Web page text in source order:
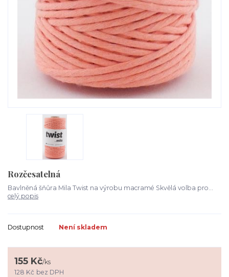
Rozčesatelná
Bavlněná šňůra Mila Twist na výrobu macramé Skvělá volba pro...
celý popis
Dostupnost Není skladem
155 Kč/ks
128 Kč bez DPH